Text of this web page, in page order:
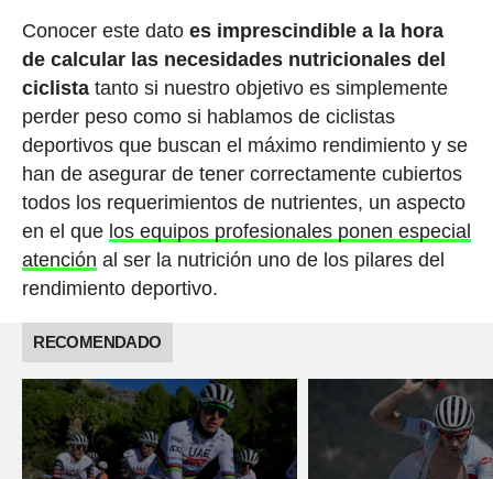
Conocer este dato es imprescindible a la hora
de calcular las necesidades nutricionales del
ciclistatanto si nuestro objetivo es simplemente
perder peso como si hablamos de ciclistas
deportivos que buscan el máximo rendimiento y se
han de asegurar de tener correctamente cubiertos
todos los requerimientos de nutrientes, un aspecto
en el que los equipos profesionales ponen especial
atención al ser la nutrición uno de los pilares del
rendimiento deportivo.
RECOMENDADO